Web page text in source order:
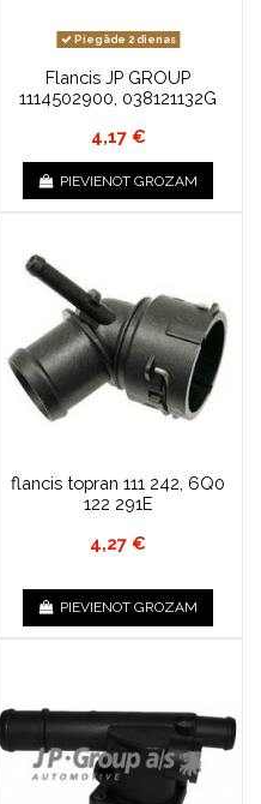
Piegāde 2 dienas
Flancis JP GROUP
1114502900, 038121132G
4,17 €
PIEVIENOT GROZAM
flancis topran 111 242, 6Q0
122 291E
4,27 €
PIEVIENOT GROZAM